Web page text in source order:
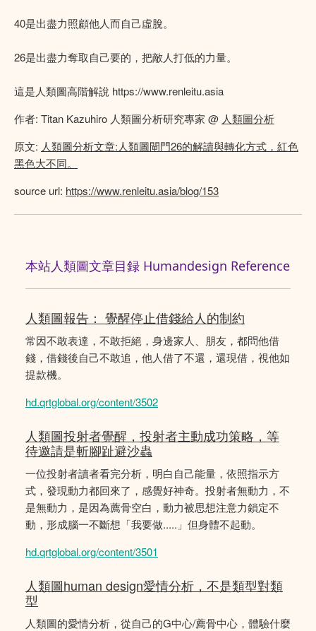
40是出盡力照顧他人而自己虛脫。
26是出盡力奪取自己要的，把敵人打低的力量。
這是人類圖高階解說 https://www.renleitu.asia
作者: Titan Kazuhiro 人類圖分析研究專家 @ 人類圖分析
原文: 人類圖分析文章:人類圖閘門26的解讀與轉化方式，紅色
黑色大不同。
source url: https://www.renleitu.asia/blog/153
本站人類圖文章目録 Humandesign Reference
人類圖報告： 覺醒停止借錢給人的制約
常因不敢表達，不敢拒絕，身邊家人、朋友，都問他借
錢，借錢後自己不敢追，他人借了不還，還現借，視他如
提款機。
hd.qrtglobal.org/content/3502
人類圖投射者覺醒，投射者主動成功策略，等
待邀請是斬腳趾避沙蟲
一位投射者讀者看完分析，明白自己能量，依照指示方
式，發現動力都回來了，感覺好神奇。投射者無動力，不
是無動力，是因為薦骨空白，動力被思想注意力鎖定不
動，形成腦一不斷想「我要做.....」但身體不起動。
hd.qrtglobal.org/content/3501
人類圖human design愛情分析，不是類型對類
型
人類圖的愛情分析，從自己的G中心/薦骨中心，體驗什麼